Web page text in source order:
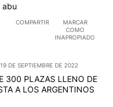
abu
COMPARTIR
MARCAR
COMO
INAPROPIADO
19 DE SEPTIEMBRE DE 2022
300 PLAZAS LLENO DE
A LOS ARGENTINOS